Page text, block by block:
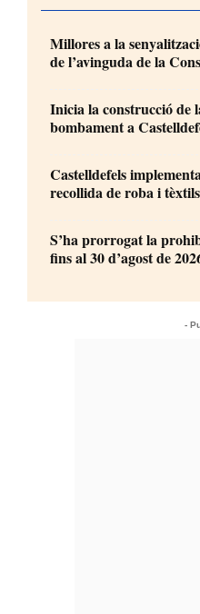
Millores a la
de l’avinguda de la
Inicia la construcció de
bombament a
Castelldefels
recollida de roba i tèxtils
S’ha prorrogat la
fins al 30 d’agost de
-